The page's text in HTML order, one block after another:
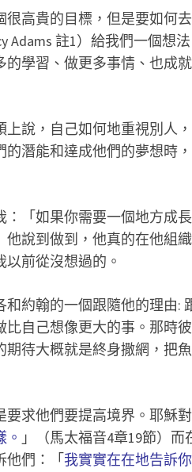
高貴的目標，但是要如何
Adams 註1）給我們一個想
學習、做更多事情、也成
說，自己如何地重視別人
潛能和達成他們的夢想時
「如果你需要一個地方成
說到做到，他真的在他組
前從沒想過的。
約翰的一個跟隨他的理由:
比自己想像更大的事。那時
待大概就是終身撒網，把
求他們要提高境界。耶穌
」（馬太福音4章19節）
他們：「我實實在在地告訴